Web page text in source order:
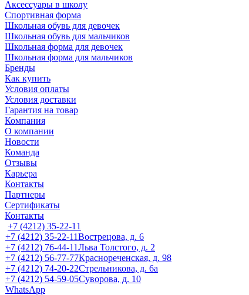
Аксессуары в школу
Спортивная форма
Школьная обувь для девочек
Школьная обувь для мальчиков
Школьная форма для девочек
Школьная форма для мальчиков
Бренды
Как купить
Условия оплаты
Условия доставки
Гарантия на товар
Компания
О компании
Новости
Команда
Отзывы
Карьера
Контакты
Партнеры
Сертификаты
Контакты
+7 (4212) 35-22-11
+7 (4212) 35-22-11Вострецова, д. 6
+7 (4212) 76-44-11Льва Толстого, д. 2
+7 (4212) 56-77-77Краснореченская, д. 98
+7 (4212) 74-20-22Стрельникова, д. 6а
+7 (4212) 54-59-05Суворова, д. 10
WhatsApp